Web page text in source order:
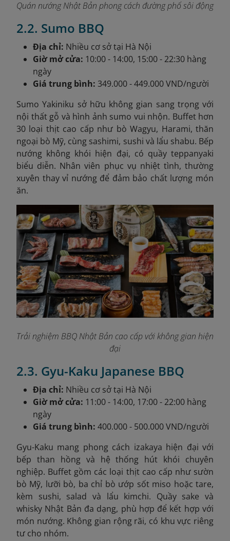
Quán nướng Nhật Bản phong cách đường phố sôi động
2.2. Sumo BBQ
Địa chỉ: Nhiều cơ sở tại Hà Nội
Giờ mở cửa: 10:00 - 14:00, 15:00 - 22:30 hàng
ngày
Giá trung bình: 349.000 - 449.000 VND/người
Sumo Yakiniku sở hữu không gian sang trọng với
nội thất gỗ và hình ảnh sumo vui nhộn. Buffet hơn
30 loại thịt cao cấp như bò Wagyu, Harami, thăn
ngoại bò Mỹ, cùng sashimi, sushi và lẩu shabu. Bếp
nướng không khói hiện đại, có quầy teppanyaki
biểu diễn. Nhân viên phục vụ nhiệt tình, thường
xuyên thay vỉ nướng để đảm bảo chất lượng món
ăn.
Trải nghiệm BBQ Nhật Bản cao cấp với không gian hiện
đại
2.3. Gyu-Kaku Japanese BBQ
Địa chỉ: Nhiều cơ sở tại Hà Nội
Giờ mở cửa: 11:00 - 14:00, 17:00 - 22:00 hàng
ngày
Giá trung bình: 400.000 - 500.000 VND/người
Gyu-Kaku mang phong cách izakaya hiện đại với
bếp than hồng và hệ thống hút khói chuyên
nghiệp. Buffet gồm các loại thịt cao cấp như sườn
bò Mỹ, lưỡi bò, ba chỉ bò ướp sốt miso hoặc tare,
kèm sushi, salad và lẩu kimchi. Quầy sake và
whisky Nhật Bản đa dạng, phù hợp để kết hợp với
món nướng. Không gian rộng rãi, có khu vực riêng
tư cho nhóm.